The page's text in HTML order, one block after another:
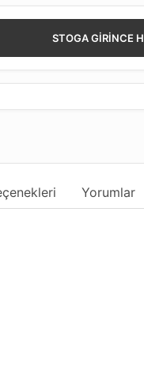
STOGA GIRINCE
Yorumlar